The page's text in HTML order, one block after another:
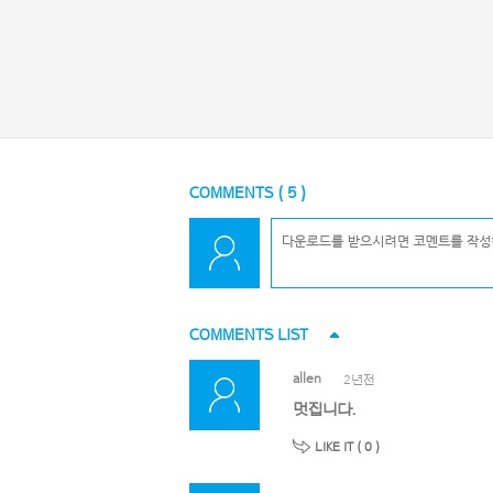
COMMENTS ( 5)
COMMENTS LIST
allen 2년전
멋집니다.
LIKE IT ( 0 )